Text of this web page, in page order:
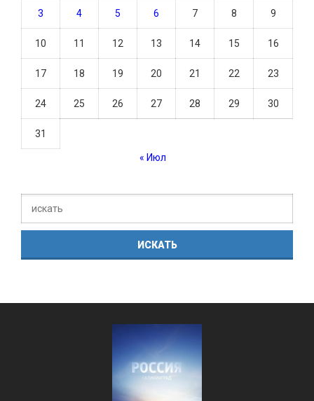
3 4 5 6 7 8 9
10 11 12 13 14 15 16
17 18 19 20 21 22 23
24 25 26 27 28 29 30
31
« Июл